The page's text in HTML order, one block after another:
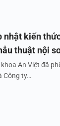
nhật kiến
thuật nội
An Việt đã
Công ty…